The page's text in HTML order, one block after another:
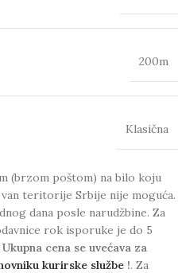
200m
Klasična
(brzom poštom) na bilo koju
teritorije Srbije nije moguća.
dana posle narudžbine. Za
rok isporuke je do 5
Ukupna cena se uvećava za
kurirske službe !. Za